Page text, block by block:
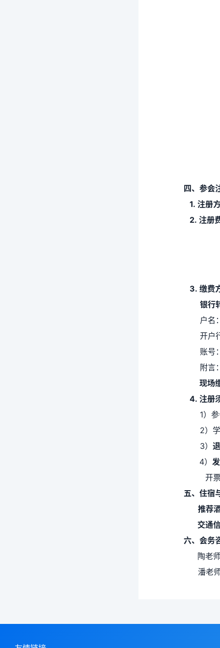
四、参会
1. 注册
2. 注册
3. 缴费
银行
户名
开户
账号
附言
现场
4. 注册
1）
2）
3）
4）
开
五、住宿
推荐
交通
六、会务
陶老
潘老